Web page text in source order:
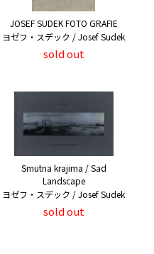
JOSEF SUDEK FOTO GRAFIE
ヨゼフ・スデック / Josef Sudek
sold out
Smutna krajima / Sad
Landscape
ヨゼフ・スデック / Josef Sudek
sold out